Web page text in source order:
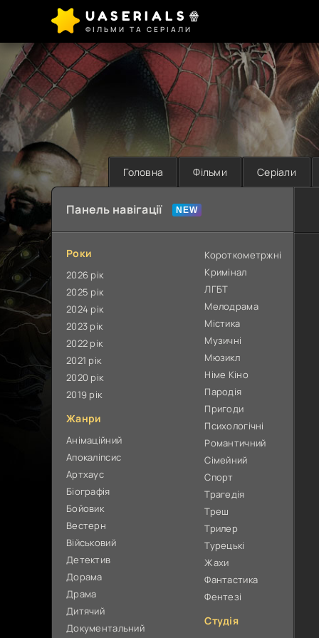
UASERIALS🍿
ФІЛЬМИ ТА СЕРІАЛИ
Головна Фільми Серіали
Панель навігації
Роки
2026 рік
2025 рік
2024 рік
2023 рік
2022 рік
2021 рік
2020 рік
2019 рік
Жанри
Анімаційний
Апокаліпсис
Артхаус
Біографія
Бойовик
Вестерн
Військовий
Детектив
Дорама
Драма
Дитячий
Документальний
Короткометржні
Кримінал
ЛГБТ
Мелодрама
Містика
Музичні
Мюзикл
Німе Кіно
Пародія
Пригоди
Психологічні
Романтичний
Сімейний
Спорт
Трагедія
Треш
Трилер
Турецькі
Жахи
Фантастика
Фентезі
Студія